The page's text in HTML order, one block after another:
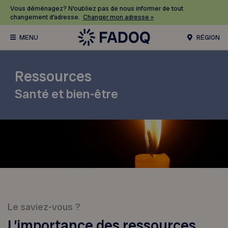
Vous déménagez? N’oubliez pas de nous informer de tout
changement d’adresse. Changer mon adresse »
RÉGION
Ressources
Santé et bien-être
Le saviez-vous ?